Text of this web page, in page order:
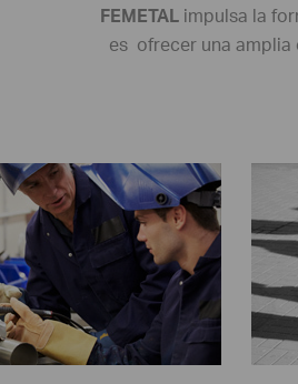
FEMETALimpulsa la
es ofrecer una amplia